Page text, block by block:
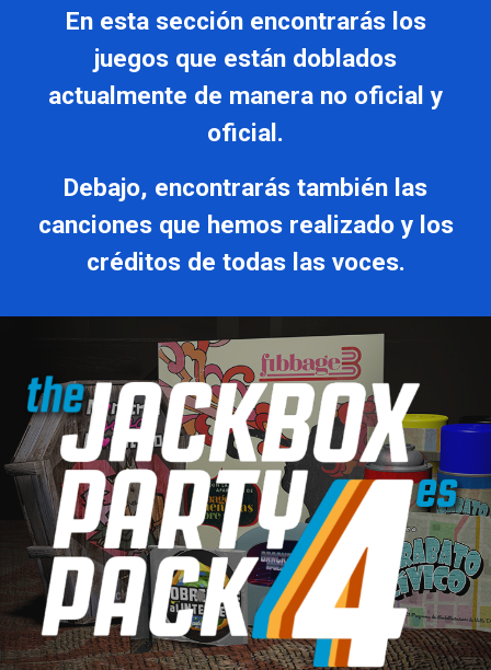
En esta sección encontrarás los
juegos que están doblados
actualmente de manera no oficial y
oficial .
Debajo, encontrarás también las
canciones que hemos realizado y los
créditos de todas las voces.